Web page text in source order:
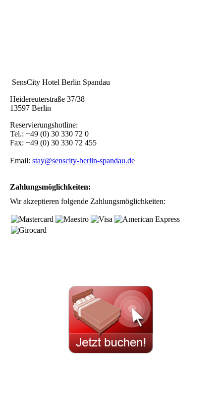
SensCity Hotel Berlin Spandau
Heidereuterstraße 37/38
13597 Berlin
Reservierungshotline:
Tel.: +49 (0) 30 330 72 0
Fax: +49 (0) 30 330 72 455
Email: stay@senscity-berlin-spandau.de
Zahlungsmöglichkeiten:
Wir akzeptieren folgende Zahlungsmöglichkeiten: